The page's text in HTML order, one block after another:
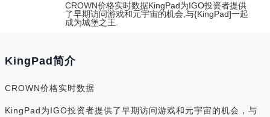
CROWN价格实时数据KingPad为IGO投资者提供
了早期访问游戏和元宇宙的机会,与{KingPad]一起
成为城堡之王.
KingPad简介
CROWN价格实时数据
KingPad为IGO投资者提供了早期访问游戏和元宇宙的机会，与